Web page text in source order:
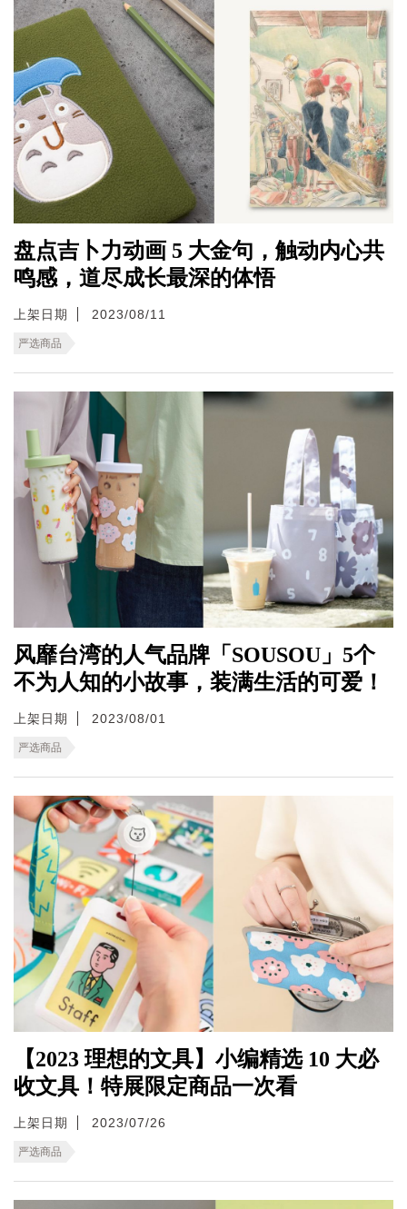
盘点吉卜力动画 5 大金句，触动内心共
鸣感，道尽成长最深的体悟
上架日期 2023/08/11
严选商品
风靡台湾的人气品牌「SOUSOU」5个
不为人知的小故事，装满生活的可爱！
上架日期 2023/08/01
严选商品
【2023 理想的文具】小编精选 10 大必
收文具！特展限定商品一次看
上架日期 2023/07/26
严选商品